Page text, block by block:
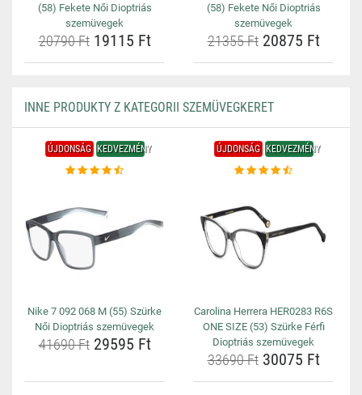
(58) Fekete Női Dioptriás
szemüvegek
20790 Ft19115 Ft
(58) Fekete Női Dioptriás
szemüvegek
21355 Ft20875 Ft
INNE PRODUKTY Z KATEGORII SZEMÜVEGKERET
ÚJDONSÁG KEDVEZMÉNY
Nike 7 092 068 M (55) Szürke
Női Dioptriás szemüvegek
41690 Ft29595 Ft
ÚJDONSÁG KEDVEZMÉNY
Carolina Herrera HER0283 R6S
ONE SIZE (53) Szürke Férfi
Dioptriás szemüvegek
33690 Ft30075 Ft